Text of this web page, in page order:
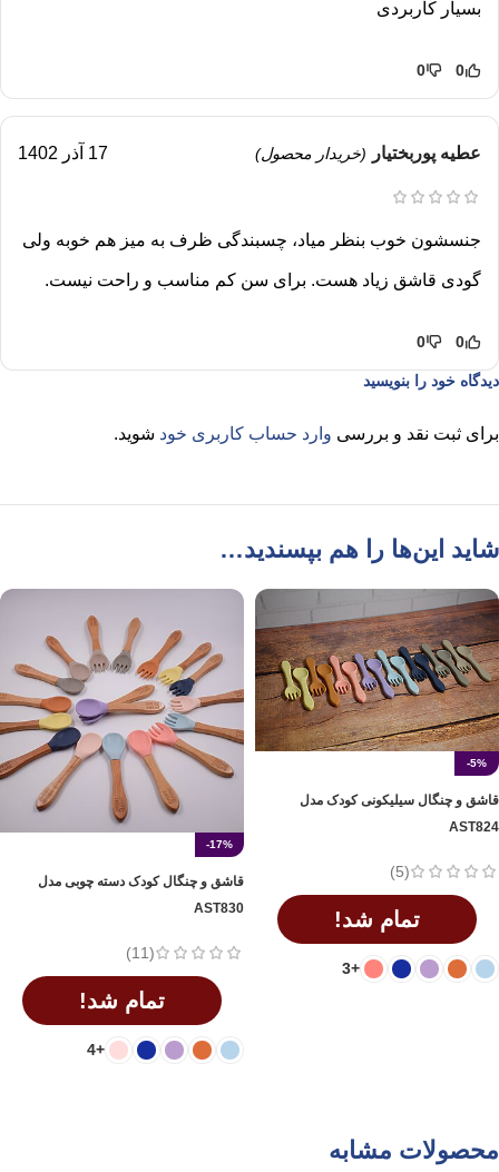
بسیار کاربردی
0
0
عطیه پوربختیار (خریدار محصول) 17 آذر 1402
جنسشون خوب بنظر میاد، چسبندگی ظرف به میز هم خوبه ولی
گودی قاشق زیاد هست. برای سن کم مناسب و راحت نیست.
0
0
دیدگاه خود را بنویسید
برای ثبت نقد و بررسی وارد حساب کاربری خود شوید.
شاید این‌ها را هم بپسندید…
-5%
قاشق و چنگال سیلیکونی کودک مدل
AST824
(5)
تمام شد!
+3
-17%
قاشق و چنگال کودک دسته چوبی مدل
AST830
(11)
تمام شد!
+4
محصولات مشابه